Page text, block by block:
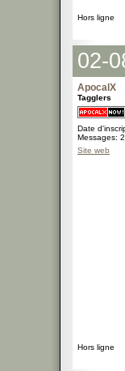
Hors ligne
02-
ApocalX
Tagglers
Date
Messages:
Site web
Hors ligne